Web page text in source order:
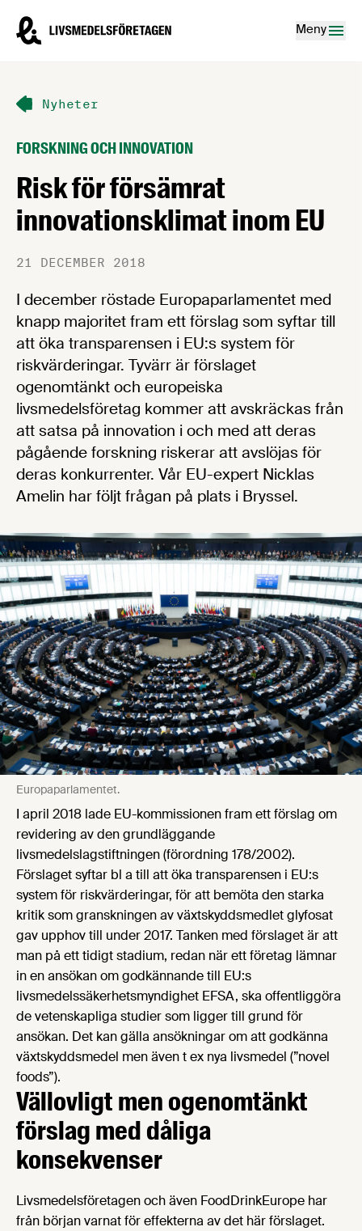
Livsmedelsföretagen – till startsidan
Meny
Nyheter
FORSKNING OCH INNOVATION
Risk för försämrat
innovationsklimat inom EU
21 DECEMBER 2018
I december röstade Europaparlamentet med
knapp majoritet fram ett förslag som syftar till
att öka transparensen i EU:s system för
riskvärderingar. Tyvärr är förslaget
ogenomtänkt och europeiska
livsmedelsföretag kommer att avskräckas från
att satsa på innovation i och med att deras
pågående forskning riskerar att avslöjas för
deras konkurrenter. Vår EU-expert Nicklas
Amelin har följt frågan på plats i Bryssel.
Europaparlamentet.
I april 2018 lade EU-kommissionen fram ett förslag om
revidering av den grundläggande
livsmedelslagstiftningen (förordning 178/2002).
Förslaget syftar bl a till att öka transparensen i EU:s
system för riskvärderingar, för att bemöta den starka
kritik som granskningen av växtskyddsmedlet glyfosat
gav upphov till under 2017. Tanken med förslaget är att
man på ett tidigt stadium, redan när ett företag lämnar
in en ansökan om godkännande till EU:s
livsmedelssäkerhetsmyndighet EFSA, ska offentliggöra
de vetenskapliga studier som ligger till grund för
ansökan. Det kan gälla ansökningar om att godkänna
växtskyddsmedel men även t ex nya livsmedel (”novel
foods”).
Vällovligt men ogenomtänkt
förslag med dåliga
konsekvenser
Livsmedelsföretagen och även FoodDrinkEurope har
från början varnat för effekterna av det här förslaget.